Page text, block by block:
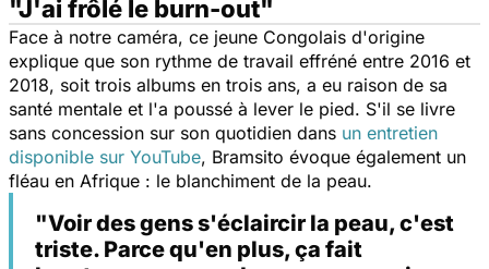
"J'ai frôlé le burn-out"
Face à notre caméra, ce jeune Congolais d'origine
explique que son rythme de travail effréné entre 2016 et
2018, soit trois albums en trois ans, a eu raison de sa
santé mentale et l'a poussé à lever le pied. S'il se livre
sans concession sur son quotidien dans un entretien
disponible sur YouTube, Bramsito évoque également un
fléau en Afrique : le blanchiment de la peau.
"Voir des gens s'éclaircir la peau, c'est
triste. Parce qu'en plus, ça fait